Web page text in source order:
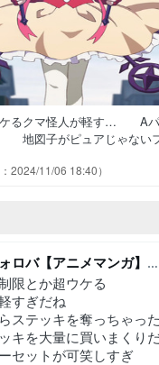
ケるクマ怪人が軽す… Aパ
地図子がピュアじゃない
… 巻き戻して見るのは脇
ウを… 魔法少女物も確変
けたい"満更ではない乃
2024/11/06 18:40
アマスゲフォロバ【アニメマンガ】
限とか超ウケる
すぎだね
ステッキを奪っちゃっ
キを大量に買いまくり
セットが可笑しすぎ